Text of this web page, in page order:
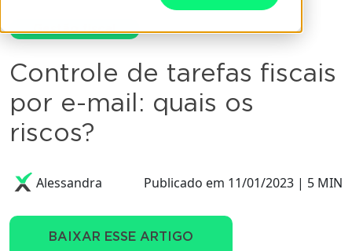
Gestão fiscal
Controle de tarefas fiscais
por e-mail: quais os
riscos?
Alessandra Publicado em 11/01/2023 | 5 MIN
BAIXAR ESSE ARTIGO